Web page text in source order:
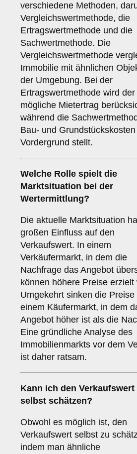
verschiedene Methoden,
Vergleichswertmethode, die
Ertragswertmethode und die
Sachwertmethode. Die
Vergleichswertmethode
Immobilie mit ähnlichen
der Umgebung. Bei der
Ertragswertmethode wird der
mögliche Mietertrag
während die
Bau- und
Vordergrund stellt.
Welche Rolle spielt die
Marktsituation bei der
Wertermittlung?
Die aktuelle Marktsituation
großen Einfluss auf den
Verkaufswert. In einem
Verkäufermarkt, in dem die
Nachfrage das Angebot
können höhere Preise erzielt
Umgekehrt sinken die Preise
einem Käufermarkt, in dem
Angebot höher ist als die
Eine gründliche Analyse des
Immobilienmarkts vor dem
ist daher ratsam.
Kann ich den Verkaufswert
selbst schätzen?
Obwohl es möglich ist, den
Verkaufswert selbst zu
indem man ähnliche